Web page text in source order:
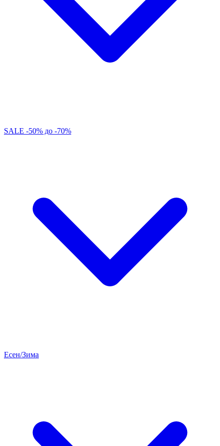
SALE -50% до -70%
Есен/Зима